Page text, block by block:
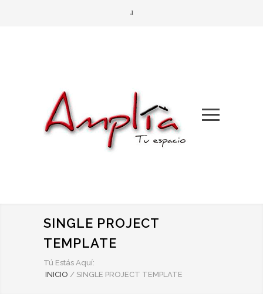
SINGLE PROJECT
TEMPLATE
Tú Estás Aquí:
INICIO / SINGLE PROJECT TEMPLATE